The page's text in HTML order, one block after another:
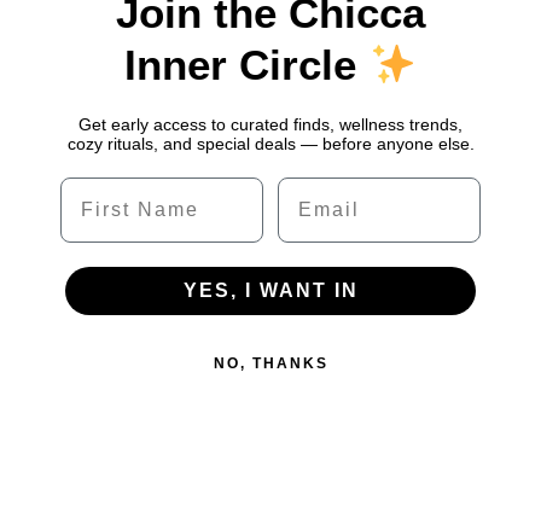
Join the Chicca
Inner Circle
Get early access to curated finds, wellness trends,
cozy rituals, and special deals — before anyone else.
Name Email
YES, I WANT IN
NO, THANKS